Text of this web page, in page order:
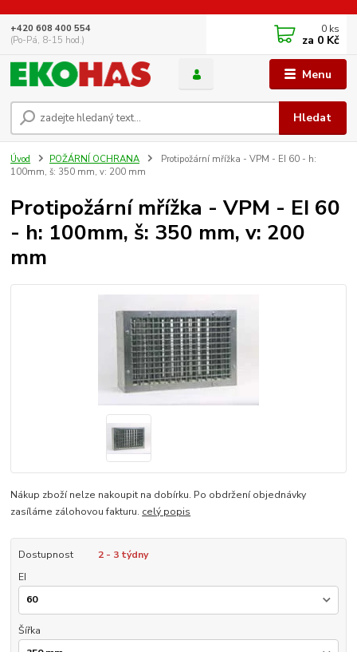
Menu
Hledat
+420 608 400 554
(Po-Pá, 8-15 hod.)
0 ks
za 0 Kč
Úvod POŽÁRNÍ OCHRANA
Protipožární mřížka - VPM - EI 60 - h:
100mm, š: 350 mm, v: 200 mm
Protipožární mřížka - VPM - EI 60
- h: 100mm, š: 350 mm, v: 200
mm
Nákup zboží nelze nakoupit na dobírku. Po obdržení objednávky
zasíláme zálohovou fakturu. celý popis
Dostupnost
2 - 3 týdny
EI
Šířka